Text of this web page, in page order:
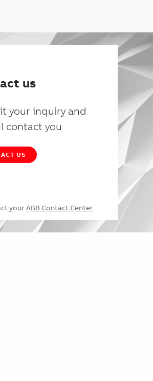
us
your inquiry and
contact you
US
your ABB Contact Center